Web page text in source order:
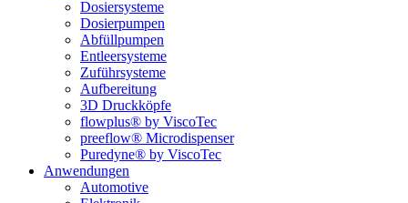
Dosiersysteme
Dosierpumpen
Abfüllpumpen
Entleersysteme
Zuführsysteme
Aufbereitung
3D Druckköpfe
flowplus® by ViscoTec
preeflow® Microdispenser
Puredyne® by ViscoTec
Anwendungen
Automotive